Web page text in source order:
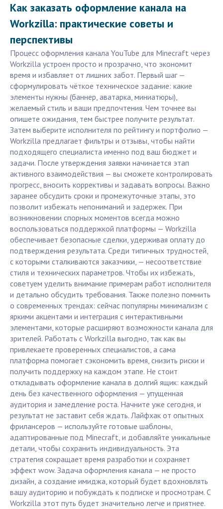
Как заказать оформление канала на
Workzilla: практические советы и
перспективы
Процесс оформления канала YouTube для Minecraft через
Workzilla устроен просто и прозрачно, что экономит
время и избавляет от лишних забот. Первый шаг —
сформулировать чёткое техническое задание: какие
элементы нужны (баннер, аватарка, миниатюры),
желаемый стиль и ваши предпочтения. Чем точнее вы
опишете ожидания, тем быстрее получите результат.
Затем выберите исполнителя по рейтингу и портфолио —
Workzilla предлагает фильтры и отзывы, чтобы найти
подходящего специалиста именно под ваш бюджет и
задачи. После утверждения заявки начинается этап
активного взаимодействия — вы сможете контролировать
прогресс, вносить коррективы и задавать вопросы. Важно
заранее обсудить сроки и промежуточные этапы, это
позволит избежать непониманий и задержек. При
возникновении спорных моментов всегда можно
воспользоваться поддержкой платформы — Workzilla
обеспечивает безопасные сделки, удерживая оплату до
подтверждения результата. Среди типичных трудностей,
с которыми сталкиваются заказчики, — несоответствие
стиля и технических параметров. Чтобы их избежать,
советуем уделить внимание примерам работ исполнителя
и детально обсудить требования. Также полезно помнить
о современных трендах: сейчас популярны минимализм с
яркими акцентами и интеграция с интерактивными
элементами, которые расширяют возможности канала для
зрителей. Работать с Workzilla выгодно, так как вы
привлекаете проверенных специалистов, а сама
платформа помогает сэкономить время, снизить риски и
получить поддержку на каждом этапе. Не стоит
откладывать оформление канала в долгий ящик: каждый
день без качественного оформления — упущенная
аудитория и замедление роста. Начните уже сегодня, и
результат не заставит себя ждать. Лайфхак от опытных
фрилансеров — используйте готовые шаблоны,
адаптированные под Minecraft, и добавляйте уникальные
детали, чтобы сохранить индивидуальность. Эта
стратегия сокращает время разработки и сохраняет
эффект wow. Задача оформления канала — не просто
дизайн, а создание имиджа, который будет вдохновлять
вашу аудиторию и побуждать к подписке и просмотрам. С
Workzilla этот путь будет значительно легче и приятнее.